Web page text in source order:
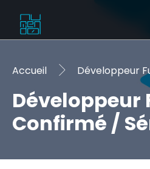
Accueil
Développeur
Confirmé /